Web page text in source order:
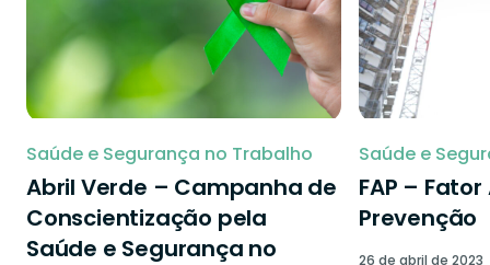
Saúde e Segurança no Trabalho
Abril Verde – Campanha de
Conscientização pela
Saúde e Segurança no
Saúde e
FAP –
Prevenção
26 de abril de 2023